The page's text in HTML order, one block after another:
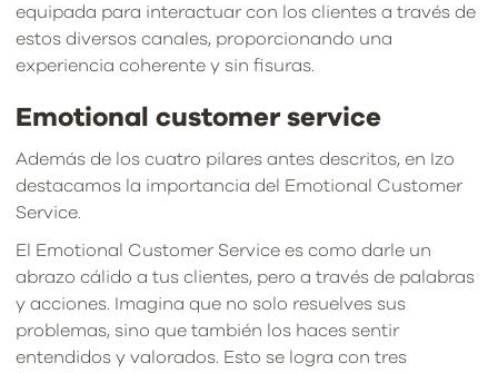
equipada para interactuar con los clientes a través de
estos diversos canales, proporcionando una
experiencia coherente y sin fisuras.
Emotional customer service
Además de los cuatro pilares antes descritos, en Izo
destacamos la importancia del Emotional Customer
Service.
El Emotional Customer Service es como darle un
abrazo cálido a tus clientes, pero a través de palabras
y acciones. Imagina que no solo resuelves sus
problemas, sino que también los haces sentir
entendidos y valorados. Esto se logra con tres